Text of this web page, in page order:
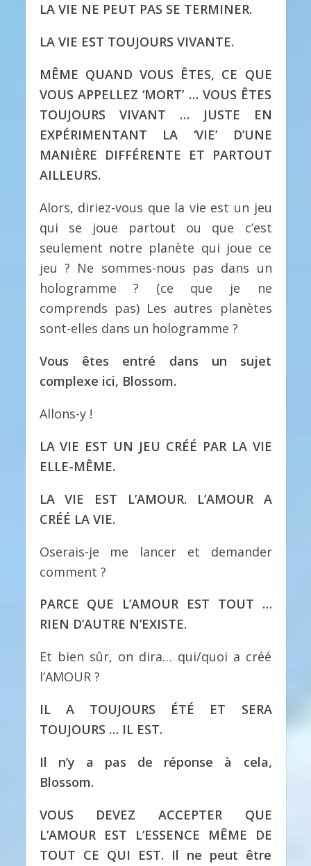
LA VIE NE PEUT PAS SE TERMINER.
LA VIE EST TOUJOURS VIVANTE.
MÊME QUAND VOUS ÊTES, CE QUE
VOUS APPELLEZ ‘MORT’ … VOUS ÊTES
TOUJOURS VIVANT … JUSTE EN
EXPÉRIMENTANT LA ‘VIE’ D’UNE
MANIÈRE DIFFÉRENTE ET PARTOUT
AILLEURS.
Alors, diriez-vous que la vie est un jeu
qui se joue partout ou que c’est
seulement notre planète qui joue ce
jeu ? Ne sommes-nous pas dans un
hologramme ? (ce que je ne
comprends pas) Les autres planètes
sont-elles dans un hologramme ?
Vous êtes entré dans un sujet
complexe ici, Blossom.
Allons-y !
LA VIE EST UN JEU CRÉÉ PAR LA VIE
ELLE-MÊME.
LA VIE EST L’AMOUR. L’AMOUR A
CRÉÉ LA VIE.
Oserais-je me lancer et demander
comment ?
PARCE QUE L’AMOUR EST TOUT …
RIEN D’AUTRE N’EXISTE.
Et bien sûr, on dira… qui/quoi a créé
l’AMOUR ?
IL A TOUJOURS ÉTÉ ET SERA
TOUJOURS … IL EST.
Il n’y a pas de réponse à cela,
Blossom.
VOUS DEVEZ ACCEPTER QUE
L’AMOUR EST L’ESSENCE MÊME DE
TOUT CE QUI EST. Il ne peut être